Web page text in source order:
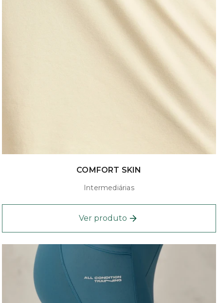
COMFORT SKIN
Intermediárias
Ver produto